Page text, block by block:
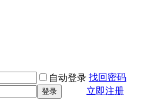
自动登录 找回密码
登录
立即注册